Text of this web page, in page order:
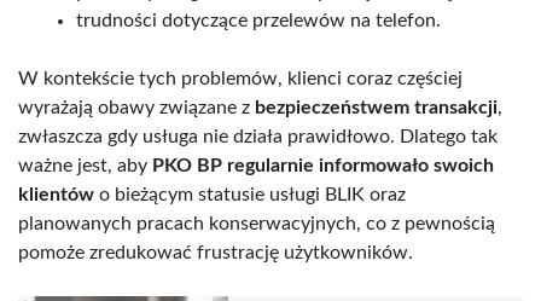
trudności dotyczące przelewów na telefon.
W kontekście tych problemów, klienci coraz częściej
wyrażają obawy związane z bezpieczeństwem transakcji,
zwłaszcza gdy usługa nie działa prawidłowo. Dlatego tak
ważne jest, aby PKO BP regularnie informowało swoich
klientów o bieżącym statusie usługi BLIK oraz
planowanych pracach konserwacyjnych, co z pewnością
pomoże zredukować frustrację użytkowników.